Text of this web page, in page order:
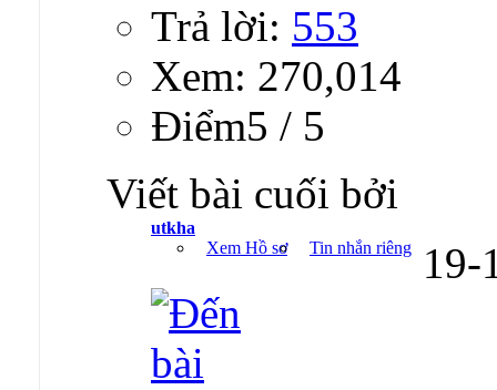
Trả lời: 553
Xem: 270,014
Ðiểm5 / 5
Viết bài cuối bởi
utkha
Xem Hồ sơ
Tin nhắn riêng